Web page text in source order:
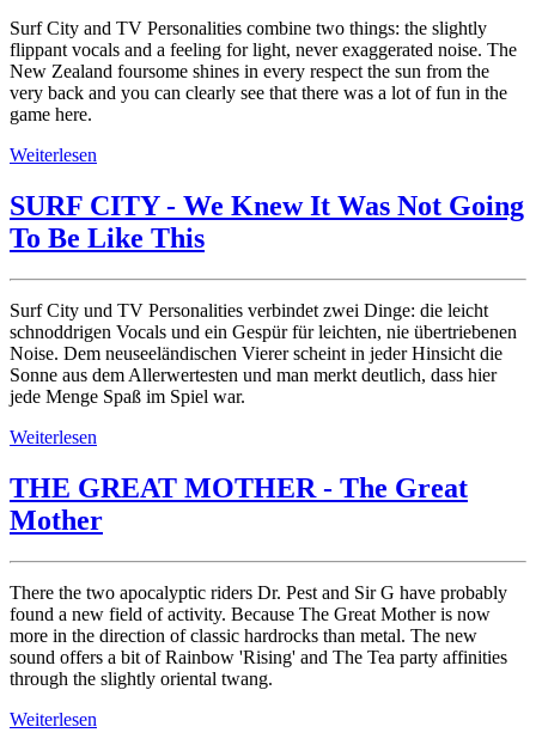
Surf City and TV Personalities combine two things: the slightly
flippant vocals and a feeling for light, never exaggerated noise. The
New Zealand foursome shines in every respect the sun from the
very back and you can clearly see that there was a lot of fun in the
game here.
Weiterlesen
SURF CITY - We Knew It Was Not Going
To Be Like This
Surf City und TV Personalities verbindet zwei Dinge: die leicht
schnoddrigen Vocals und ein Gespür für leichten, nie übertriebenen
Noise. Dem neuseeländischen Vierer scheint in jeder Hinsicht die
Sonne aus dem Allerwertesten und man merkt deutlich, dass hier
jede Menge Spaß im Spiel war.
Weiterlesen
THE GREAT MOTHER - The Great
Mother
There the two apocalyptic riders Dr. Pest and Sir G have probably
found a new field of activity. Because The Great Mother is now
more in the direction of classic hardrocks than metal. The new
sound offers a bit of Rainbow 'Rising' and The Tea party affinities
through the slightly oriental twang.
Weiterlesen